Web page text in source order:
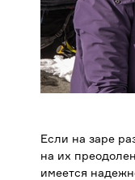
Если на заре
на их
имеется